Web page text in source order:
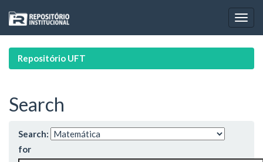
navigation
Repositório UFT
Search
Search:
for